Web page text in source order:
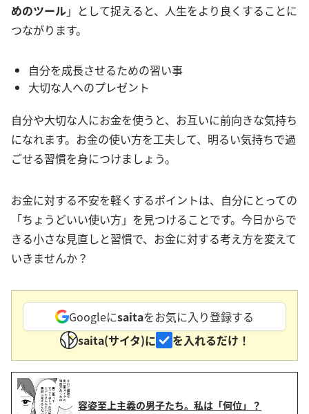
めのツール」として捉えると、人生をより良くすることに
つながります。
自分を成長させるための習い事
大切な人へのプレゼント
自分や大切な人にお金を使うと、お互いに前向きな気持ち
になれます。お金の使い方を工夫して、明るい気持ちで過
ごせる習慣を身につけましょう。
お金に対する不安を軽くするポイントは、自分にとっての
「ちょうどいい使い方」を見つけることです。今日からで
きる小さな見直しと習慣で、お金に対する考え方を変えて
いきませんか？
Googleにsaitaをお気に入り登録する
saita(サイタ)に
を入れるだけ！
容姿至上主義の男子たち。私は「何位」？